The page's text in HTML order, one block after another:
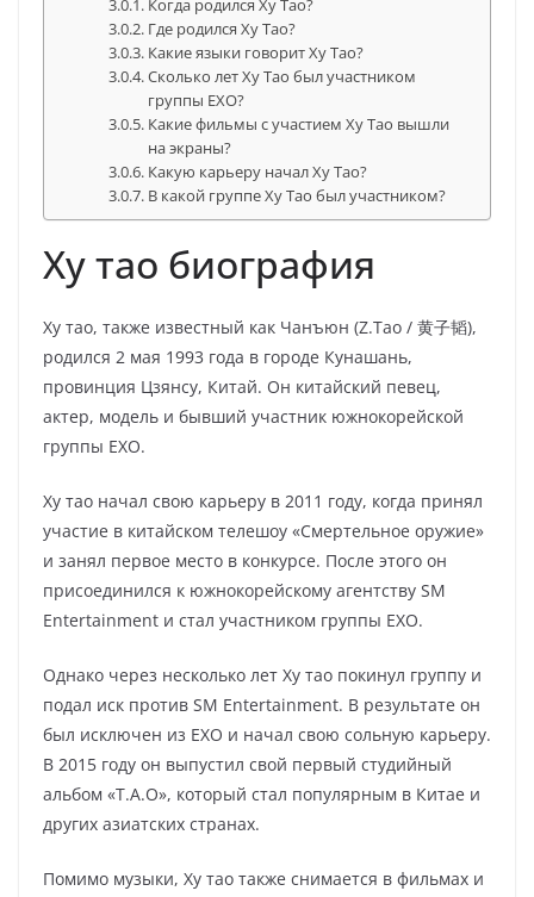
Когда родился Ху Тао?
Где родился Ху Тао?
Какие языки говорит Ху Тао?
Сколько лет Ху Тао был участником
группы EXO?
Какие фильмы с участием Ху Тао вышли
на экраны?
Какую карьеру начал Ху Тао?
В какой группе Ху Тао был участником?
Ху тао биография
Ху тао, также известный как Чанъюн (Z.Tao / 黄子韬),
родился 2 мая 1993 года в городе Кунашань,
провинция Цзянсу, Китай. Он китайский певец,
актер, модель и бывший участник южнокорейской
группы EXO.
Ху тао начал свою карьеру в 2011 году, когда принял
участие в китайском телешоу «Смертельное оружие»
и занял первое место в конкурсе. После этого он
присоединился к южнокорейскому агентству SM
Entertainment и стал участником группы EXO.
Однако через несколько лет Ху тао покинул группу и
подал иск против SM Entertainment. В результате он
был исключен из EXO и начал свою сольную карьеру.
В 2015 году он выпустил свой первый студийный
альбом «T.A.O», который стал популярным в Китае и
других азиатских странах.
Помимо музыки, Ху тао также снимается в фильмах и